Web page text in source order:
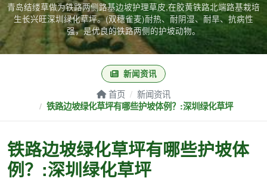
青岛结缕草做为铁路两侧路基边坡护理草皮,在胶黄铁路北端路基栽培
生长兴旺深圳绿化草坪。(双穗雀麦)耐热、耐阴湿、耐旱、抗病性
强，是优良的铁路两侧的护坡动物。
新闻资讯
首页 新闻资讯
铁路边坡绿化草坪有哪些护坡体例？:深圳绿化草坪
铁路边坡绿化草坪有哪些护坡体
例？:深圳绿化草坪